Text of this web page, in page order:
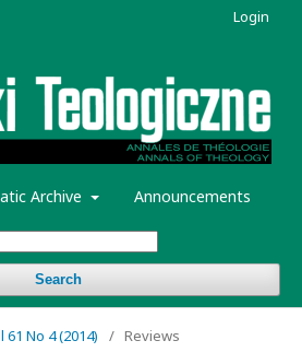
Archive Announcements
Search
Login
61 No 4 (2014) / Reviews